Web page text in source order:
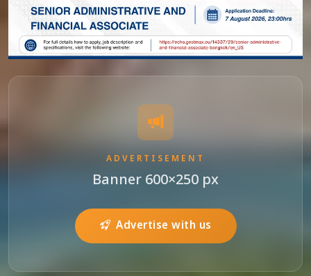
ADVERTISEMENT
Banner 600×250 px
Advertise with us